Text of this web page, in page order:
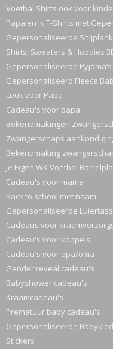
Voetbal Shirts ook voor
Papa en Ik T-Shirts met
Gepersonaliseerde
Shirts, Sweaters & Hoodies
Gepersonaliseerde
Gepersonaliseerd Fleece
Leuk voor Papa
Cadeau's voor papa
Bekendmakingen
Zwangerschaps
Bekendmaking
Je Eigen WK Voetbal
Cadeau's voor mama
Back to school met naam
Gepersonaliseerde
Cadeaus voor
Cadeau's voor koppels
Cadeau's voor opa/oma
Gender reveal cadeau's
Babyshower cadeau's
Kraamcadeau's
Prematuur baby cadeau's
Gepersonaliseerde
Stickers